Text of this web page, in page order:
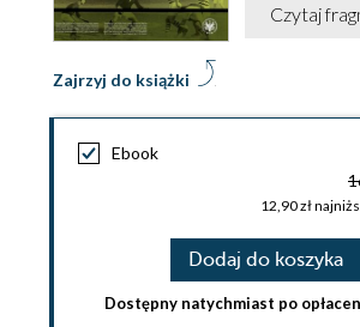
Zajrzyj do książki
Czytaj
Ebook
12,90 zł
Dodaj do koszyka
Dostępny natychmiast po